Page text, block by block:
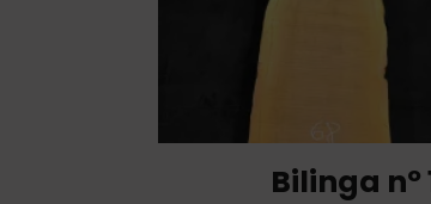
Bilinga nº